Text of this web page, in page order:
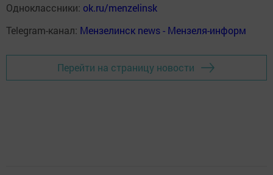
Одноклассники: ok.ru/menzelinsk
Telegram-канал: Мензелинск news - Мензеля-информ
Перейти на страницу новости